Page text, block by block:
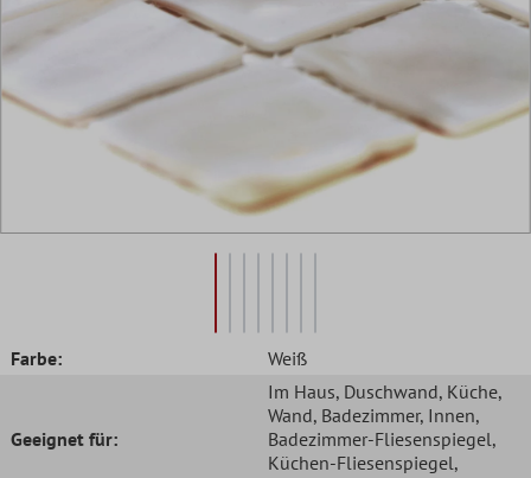
Farbe: Weiß
Geeignet für:
Im Haus, Duschwand, Küche,
Wand, Badezimmer, Innen,
Badezimmer-Fliesenspiegel,
Küchen-Fliesenspiegel,